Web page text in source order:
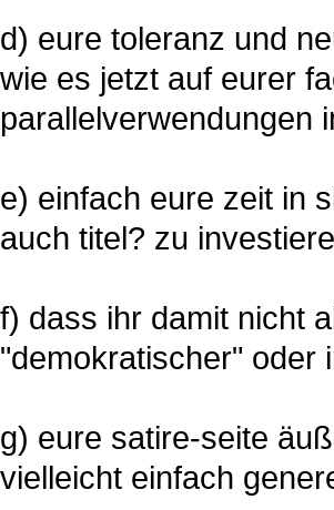
d) eure toleranz und
wie es jetzt auf eurer
parallelverwendungen
e) einfach eure zeit in
auch titel? zu
f) dass ihr damit nicht
"demokratischer" oder
g) eure satire-seite
vielleicht einfach